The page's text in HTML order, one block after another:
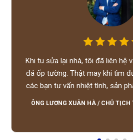
Khi tu sửa lại nhà, tôi đã liên hệ
đá ốp tường. Thật may khi tìm
các bạn tư vấn nhiệt tình, sản
lượng tốt, giá hợp lý, hỗ
ÔNG LƯƠNG XUÂN HÀ / CHỦ TỊCH